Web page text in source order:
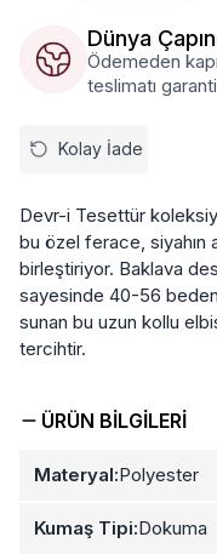
Dünya
Ödemeden
teslimatı
Kolay İade
Devr-i Tesettür
bu özel ferace, siyahın
birleştiriyor. Baklava
sayesinde 40-56 beden
sunan bu uzun kollu
tercihtir.
ÜRÜN BILGILERI
Materyal:Polyester
Kumaş Tipi:Dokuma